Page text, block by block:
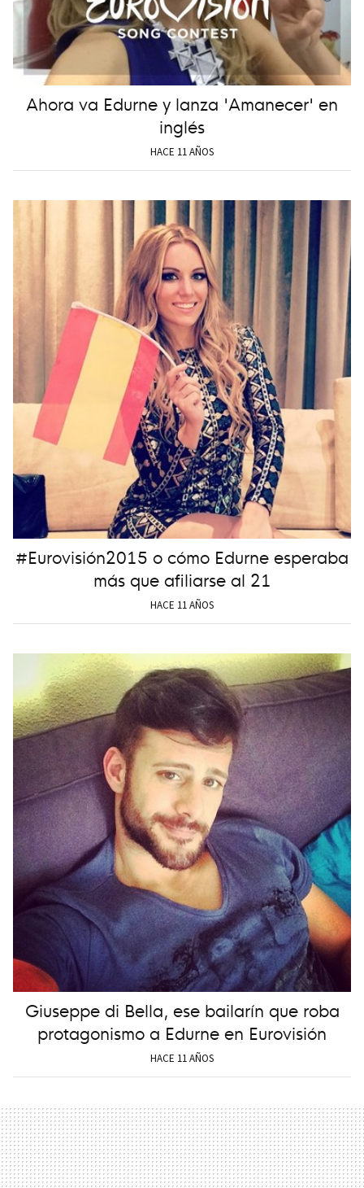
Ahora va Edurne y lanza 'Amanecer' en
inglés
HACE 11 AÑOS
#Eurovisión2015 o cómo Edurne esperaba
más que afiliarse al 21
HACE 11 AÑOS
Giuseppe di Bella, ese bailarín que roba
protagonismo a Edurne en Eurovisión
HACE 11 AÑOS